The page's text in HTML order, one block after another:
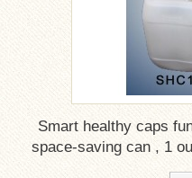
Smart healthy caps
space-saving can , 1